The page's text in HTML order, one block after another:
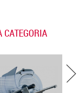
CATEGORIA